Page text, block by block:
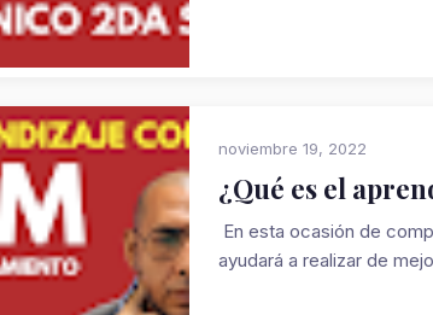
noviembre 19, 2022
¿Qué es el
En esta ocasión de
ayudará a realizar de